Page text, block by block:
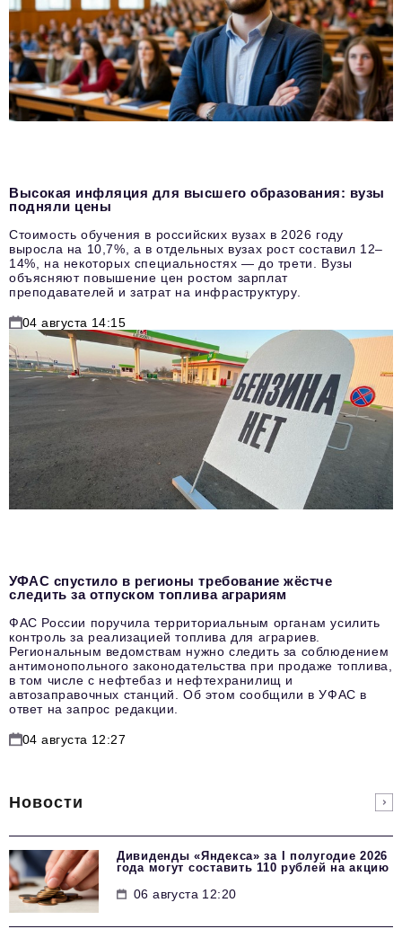
Высокая инфляция для высшего образования: вузы
подняли цены
Стоимость обучения в российских вузах в 2026 году
выросла на 10,7%, а в отдельных вузах рост составил 12–
14%, на некоторых специальностях — до трети. Вузы
объясняют повышение цен ростом зарплат
преподавателей и затрат на инфраструктуру.
04 августа 14:15
УФАС спустило в регионы требование жёстче
следить за отпуском топлива аграриям
ФАС России поручила территориальным органам усилить
контроль за реализацией топлива для аграриев.
Региональным ведомствам нужно следить за соблюдением
антимонопольного законодательства при продаже топлива,
в том числе с нефтебаз и нефтехранилищ и
автозаправочных станций. Об этом сообщили в УФАС в
ответ на запрос редакции.
04 августа 12:27
Новости
Дивиденды «Яндекса» за I полугодие 2026
года могут составить 110 рублей на акцию
06 августа 12:20